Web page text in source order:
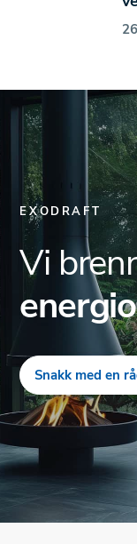
EXODRAFT
Vi
Snakk med en